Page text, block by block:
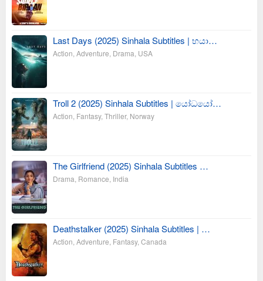
Last Days (2025) Sinhala Subtitles | භයා…
Action Adventure Drama USA
Troll 2 (2025) Sinhala Subtitles | යෝධයෝ…
Action Fantasy, Thriller, Norway
The Girlfriend (2025) Sinhala Subtitles …
Drama Romance India
Deathstalker (2025) Sinhala Subtitles | …
Action Adventure Fantasy, Canada